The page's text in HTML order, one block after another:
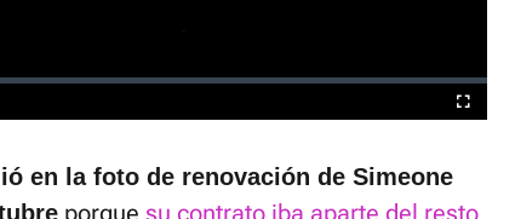
Fullscreen
en la foto de renovación de Simeone